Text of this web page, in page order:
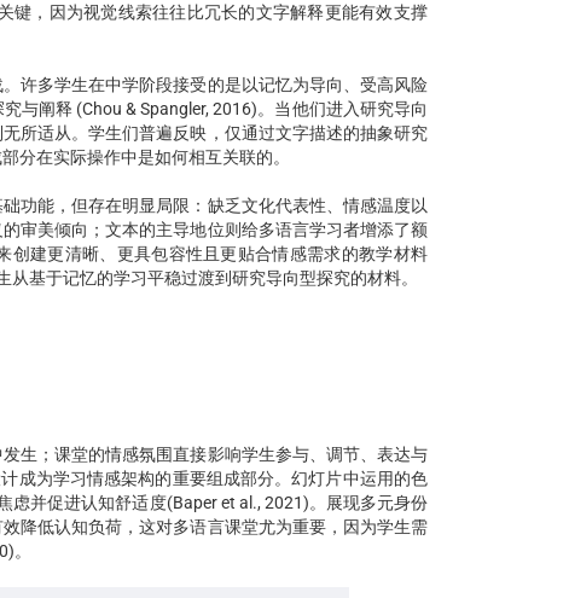
键，因为视觉线索往往比冗长的文字解释更能有效支撑
许多学生在中学阶段接受的是以记忆为导向、受高风险
与阐释 (Chou & Spangler, 2016)。当他们进入研究导向
所适从。学生们普遍反映，仅通过文字描述的抽象研究
分在实际操作中是如何相互关联的。
功能，但存在明显局限：缺乏文化代表性、情感温度以
审美倾向；文本的主导地位则给多语言学习者增添了额
建更清晰、更具包容性且更贴合情感需求的教学材料
基于记忆的学习平稳过渡到研究导向型探究的材料。
生；课堂的情感氛围直接影响学生参与、调节、表达与
成为学习情感架构的重要组成部分。幻灯片中运用的色
并促进认知舒适度(Baper et al., 2021)。展现多元身份
降低认知负荷，这对多语言课堂尤为重要，因为学生需
。